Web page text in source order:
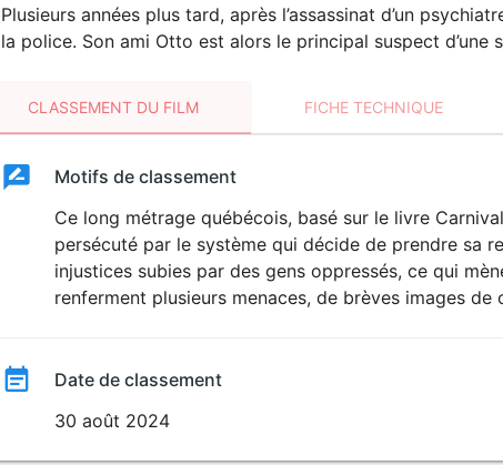
Plusieurs années plus tard, après l’assassinat d’un
la police. Son ami Otto est alors le principal suspect d’une
CLASSEMENT DU FILM FICHE TECHNIQUE
ClassementClassement
Motifs de classement
Ce long métrage québécois, basé sur le livre
persécuté par le système qui décide de prendre sa
injustices subies par des gens oppressés, ce qui
renferment plusieurs menaces, de brèves images de
Date de classement
30 août 2024